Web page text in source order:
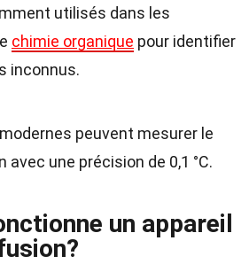
utilisés dans les
chimie organique pour identifier
inconnus.
peuvent mesurer le
avec une précision de 0,1 °C.
un appareil